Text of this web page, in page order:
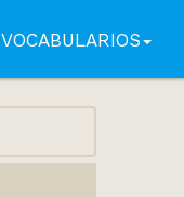
VOCABULARIOS